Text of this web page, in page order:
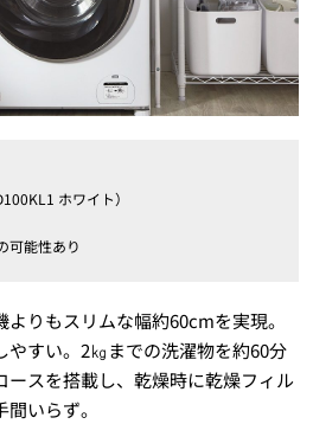
ホワイト）
可能性あり
りもスリムな幅約60cmを実現。
すい。2㎏までの洗濯物を約60分
ースを搭載し、乾燥時に乾燥フィル
いらず。